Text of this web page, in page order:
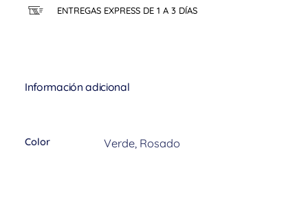
ENTREGAS EXPRESS DE 1 A 3 DÍAS
Información adicional
Color Verde, Rosado